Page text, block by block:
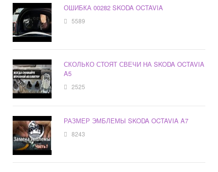
ОШИБКА 00282 SKODA OCTAVIA
5589
СКОЛЬКО СТОЯТ СВЕЧИ НА SKODA OCTAVIA
A5
2525
РАЗМЕР ЭМБЛЕМЫ SKODA OCTAVIA A7
8243